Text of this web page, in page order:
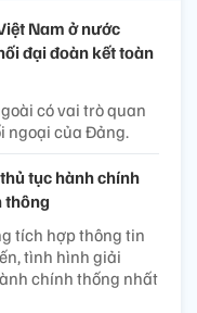
Nam ở nước
đại đoàn kết toàn
có vai trò quan
ngoại của Đảng.
tục hành chính
thông
tích hợp thông tin
tình hình giải
chính thống nhất